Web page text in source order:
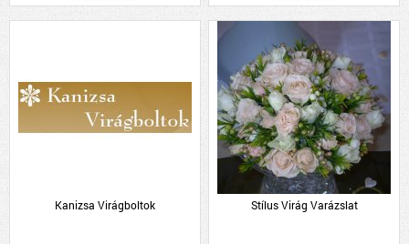
Kanizsa Virágboltok Stílus Virág Varázslat